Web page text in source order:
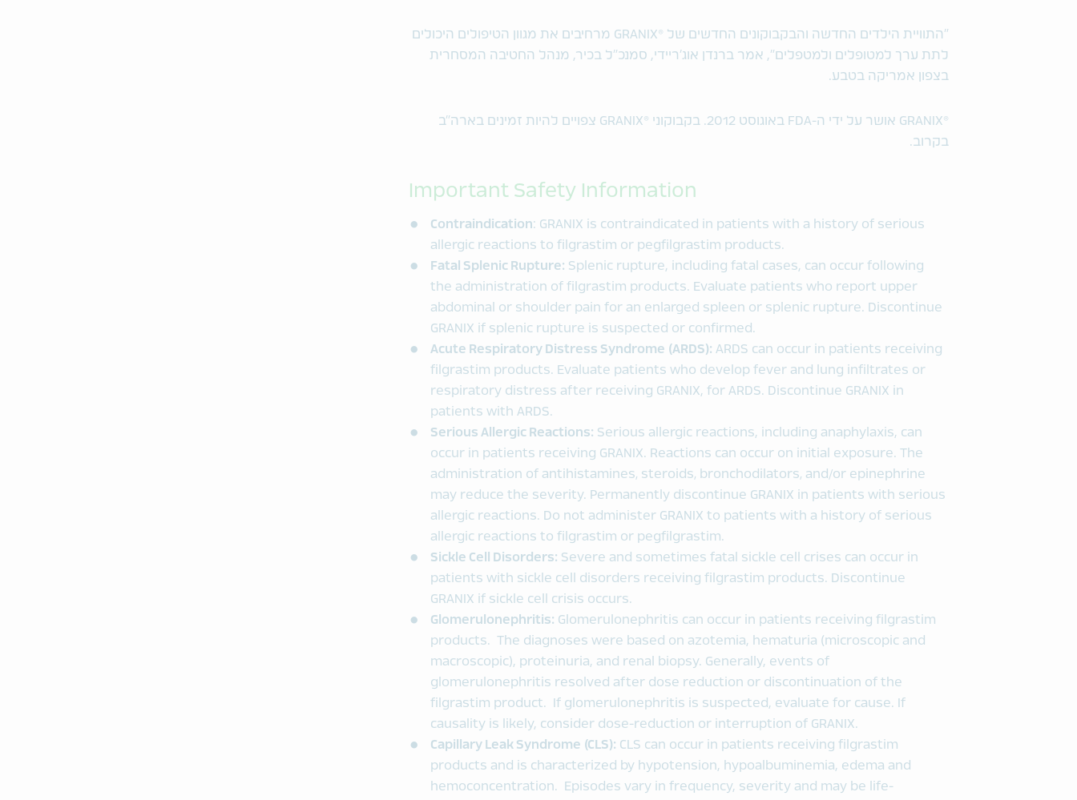
"התוויית הילדים החדשה והבקבוקונים החדשים של ®
GRANIX מרחיבים את מגוון הטיפולים היכולים
לתת ערך למטופלים ולמטפלים", אמר ברנדן אוג'ריידי, סמנכ"ל בכיר, מנהל החטיבה המסחרית
בצפון אמריקה בטבע.
®GRANIX אושר על ידי ה-FDA באוגוסט 2012. בקבוקוני ®
GRANIX צפויים להיות זמינים בארה"ב
בקרוב.
Important Safety Information
Contraindication: GRANIX is contraindicated in patients with a history of serious
allergic reactions to filgrastim or pegfilgrastim products.
Fatal Splenic Rupture: Splenic rupture, including fatal cases, can occur following
the administration of filgrastim products. Evaluate patients who report upper
abdominal or shoulder pain for an enlarged spleen or splenic rupture. Discontinue
GRANIX if splenic rupture is suspected or confirmed.
Acute Respiratory Distress Syndrome (ARDS): ARDS can occur in patients receiving
filgrastim products. Evaluate patients who develop fever and lung infiltrates or
respiratory distress after receiving GRANIX, for ARDS. Discontinue GRANIX in
patients with ARDS.
Serious Allergic Reactions: Serious allergic reactions, including anaphylaxis, can
occur in patients receiving GRANIX. Reactions can occur on initial exposure. The
administration of antihistamines‚ steroids‚ bronchodilators‚ and/or epinephrine
may reduce the severity. Permanently discontinue GRANIX in patients with serious
allergic reactions. Do not administer GRANIX to patients with a history of serious
allergic reactions to filgrastim or pegfilgrastim.
Sickle Cell Disorders: Severe and sometimes fatal sickle cell crises can occur in
patients with sickle cell disorders receiving filgrastim products. Discontinue
GRANIX if sickle cell crisis occurs.
Glomerulonephritis: Glomerulonephritis can occur in patients receiving filgrastim
products. The diagnoses were based on azotemia, hematuria (microscopic and
macroscopic), proteinuria, and renal biopsy. Generally, events of
glomerulonephritis resolved after dose reduction or discontinuation of the
filgrastim product. If glomerulonephritis is suspected, evaluate for cause. If
causality is likely, consider dose-reduction or interruption of GRANIX.
Capillary Leak Syndrome (CLS): CLS can occur in patients receiving filgrastim
products and is characterized by hypotension, hypoalbuminemia, edema and
hemoconcentration. Episodes vary in frequency, severity and may be life-